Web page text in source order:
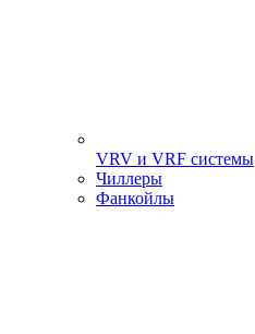
VRV и VRF системы
Чиллеры
Фанкойлы